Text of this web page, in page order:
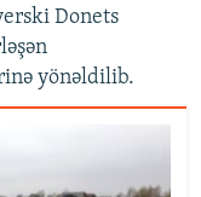
Donets
yönəldilib.